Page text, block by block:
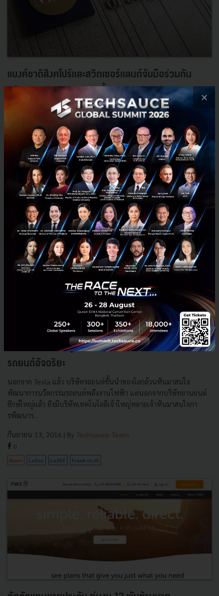
แบงค์ชาติสิงคโปร์และสวิตเซอร์แลนด์จับมือร่วมกัน
สนับสนุน FinTech ของทั้ง 2 ประเทศ
Monetary Authority of Singapore (MAS) และ Swiss Financial
Market Supervisory Authority (FINMA) หรือแบงค์ชาติของสิงคโปร์
และสวิตเซอร์แลนด์จับมือร่วมกันเพื่อสนับสนุนด้าน FinTech นับเป...
กันยายน 13, 2016| ByTechsauce Team
MAS FINMA FinTech Government
LeEco จากเว็ปดูหนังออนไลน์ของจีนผันตัวเองมาผลิต
รถยนต์อัจฉริยะ
นอกจาก Tesla แล้ว บริษัทรถยนต์ชั้นนำของโลกล้วนหันมาสนใจ
พัฒนาการนวัตกรรมรถยนต์พลังงานไฟฟ้า แต่นอกจากบริษัทยานยนต์
ยักษ์ใหญ่แล้ว ยังมีบริษัทเทคโนโลยีเจ้าใหญ่หลายเจ้าหันมาสนใจกา
รพัฒนาร...
กันยายน 13, 2016 | By Techsauce Team
0
News LeEco LeSEE Frank.co.th
×